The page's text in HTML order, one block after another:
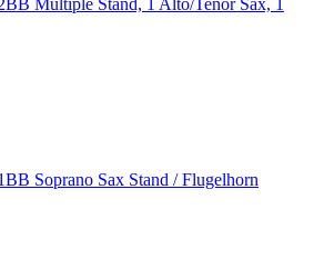
Multiple Stand, 1 Alto/Tenor Sax, 1
Soprano Sax Stand / Flugelhorn